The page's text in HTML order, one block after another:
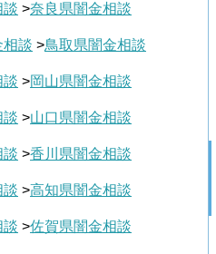
談 >奈良県闇金相談
相談 >鳥取県闇金相談
談 >岡山県闇金相談
談 >山口県闇金相談
談 >香川県闇金相談
談 >高知県闇金相談
談 >佐賀県闇金相談